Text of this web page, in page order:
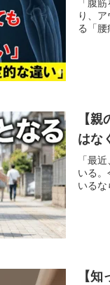
「腹
り、
る「腰
【
はな
「最
いる
いるな
【